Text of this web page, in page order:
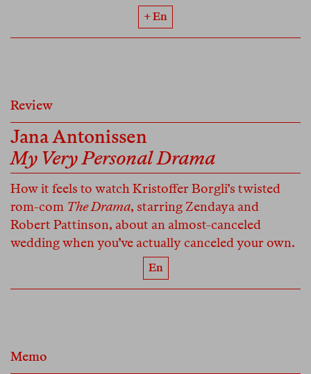
+ En
Review
Jana Antonissen
My Very Personal Drama
How it feels to watch Kristoffer Borgli’s twisted
rom-com The Drama, starring Zendaya and
Robert Pattinson, about an almost-canceled
wedding when you’ve actually canceled your own.
En
Memo